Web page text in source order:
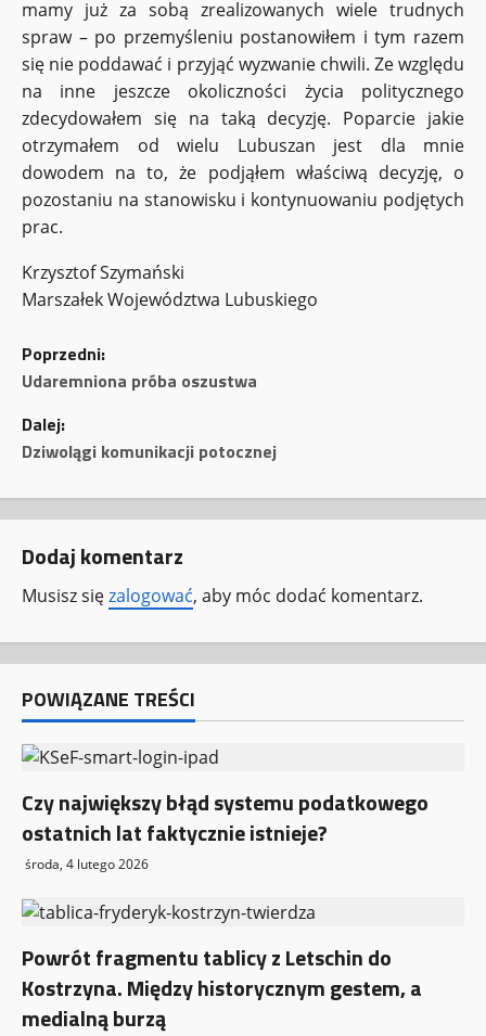
mamy już za sobą zrealizowanych wiele trudnych
spraw – po przemyśleniu postanowiłem i tym razem
się nie poddawać i przyjąć wyzwanie chwili. Ze względu
na inne jeszcze okoliczności życia politycznego
zdecydowałem się na taką decyzję. Poparcie jakie
otrzymałem od wielu Lubuszan jest dla mnie
dowodem na to, że podjąłem właściwą decyzję, o
pozostaniu na stanowisku i kontynuowaniu podjętych
prac.
Krzysztof Szymański
Marszałek Województwa Lubuskiego
Z
o
b
c
z
p
i
s
y
Poprzedni:
Udaremniona próba oszustwa
Dalej:
Dziwolągi komunikacji potocznej
Dodaj komentarz
Musisz sięzalogować, aby móc dodać komentarz.
POWIĄZANE TREŚCI
Czy największy błąd systemu podatkowego
ostatnich lat faktycznie istnieje?
środa, 4 lutego 2026
Powrót fragmentu tablicy z Letschin do
Kostrzyna. Między historycznym gestem, a
medialną burzą